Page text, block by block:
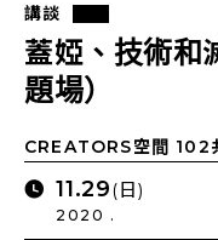
講談
蓋婭、技術和
題場）
CREATORS空間 102
11.29(日)
2020 .